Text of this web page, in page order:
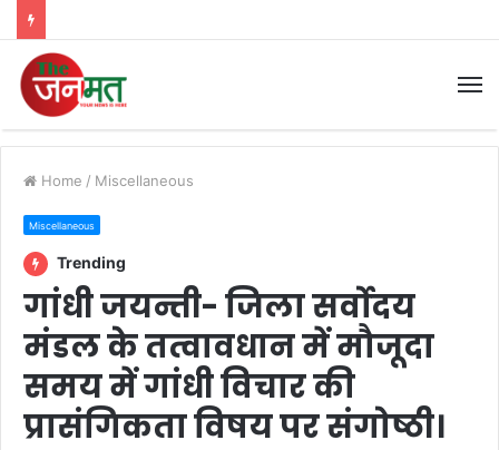
Home / Miscellaneous
Miscellaneous
Trending
गांधी जयन्ती- जिला सर्वोदय
मंडल के तत्वावधान में मौजूदा
समय में गांधी विचार की
प्रासंगिकता विषय पर संगोष्ठी।